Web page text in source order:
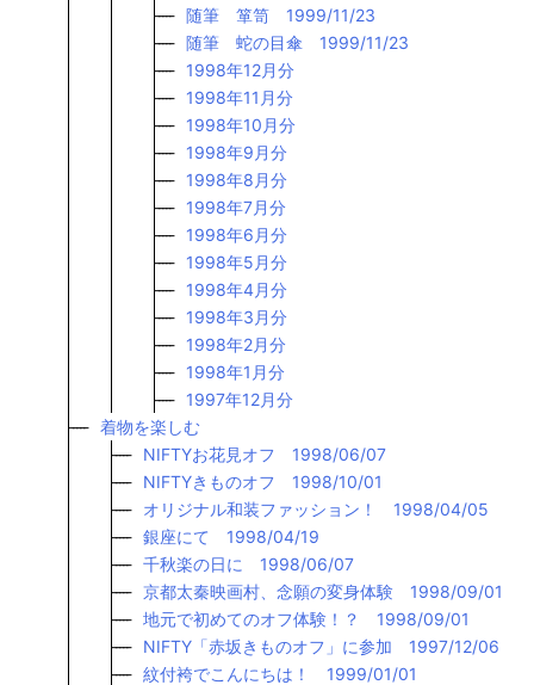
随筆 箪笥 1999/11/23
随筆 蛇の目傘 1999/11/23
1998年12月分
1998年11月分
1998年10月分
1998年9月分
1998年8月分
1998年7月分
1998年6月分
1998年5月分
1998年4月分
1998年3月分
1998年2月分
1998年1月分
1997年12月分
着物を楽しむ
NIFTYお花見オフ 1998/06/07
NIFTYきものオフ 1998/10/01
オリジナル和装ファッション！ 1998/04/05
銀座にて 1998/04/19
千秋楽の日に 1998/06/07
京都太秦映画村、念願の変身体験 1998/09/01
地元で初めてのオフ体験！？ 1998/09/01
NIFTY「赤坂きものオフ」に参加 1997/12/06
紋付袴でこんにちは！ 1999/01/01